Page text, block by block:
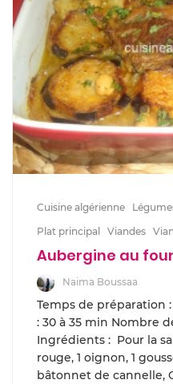
Cuisine algérienne
Plat principal
Viandes
Aubergine au
Naima Boussaa
Temps de préparation
: 30 à 35 min Nombre
Ingrédients : Pour la
rouge, 1 oignon, 1
bâtonnet de cannelle,